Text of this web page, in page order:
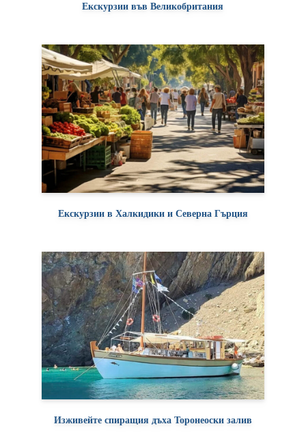
Екскурзии във Великобритания
Екскурзии в Халкидики и Северна Гърция
Изживейте спиращия дъха Торонеоски залив